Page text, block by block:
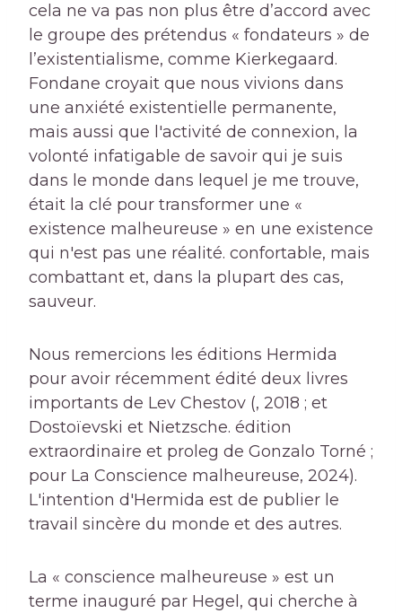
cela ne va pas non plus être d’accord avec
le groupe des prétendus « fondateurs » de
l’existentialisme, comme Kierkegaard.
Fondane croyait que nous vivions dans
une anxiété existentielle permanente,
mais aussi que l'activité de connexion, la
volonté infatigable de savoir qui je suis
dans le monde dans lequel je me trouve,
était la clé pour transformer une «
existence malheureuse » en une existence
qui n'est pas une réalité. confortable, mais
combattant et, dans la plupart des cas,
sauveur.
Nous remercions les éditions Hermida
pour avoir récemment édité deux livres
importants de Lev Chestov (, 2018 ; et
Dostoïevski et Nietzsche. édition
extraordinaire et proleg de Gonzalo Torné ;
pour La Conscience malheureuse, 2024).
L'intention d'Hermida est de publier le
travail sincère du monde et des autres.
La « conscience malheureuse » est un
terme inauguré par Hegel, qui cherche à